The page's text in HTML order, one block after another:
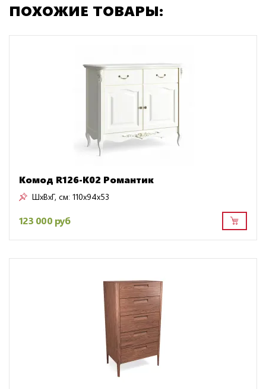
ПОХОЖИЕ ТОВАРЫ:
Комод R126-K02 Романтик
ШxВxГ, см: 110x94x53
123 000 руб